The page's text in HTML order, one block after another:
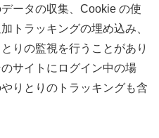
ータの収集、Cookie の使
トラッキングの埋め込み、
りの監視を行うことがあり
サイトにログイン中の場
りとりのトラッキングも含